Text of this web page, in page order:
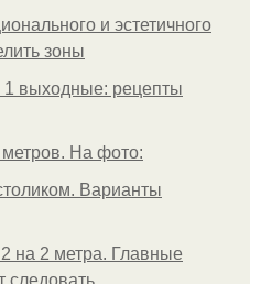
и эстетичного
зоны
1 выходные: рецепты
метров. На фото:
Варианты
на 2 метра. Главные
следовать